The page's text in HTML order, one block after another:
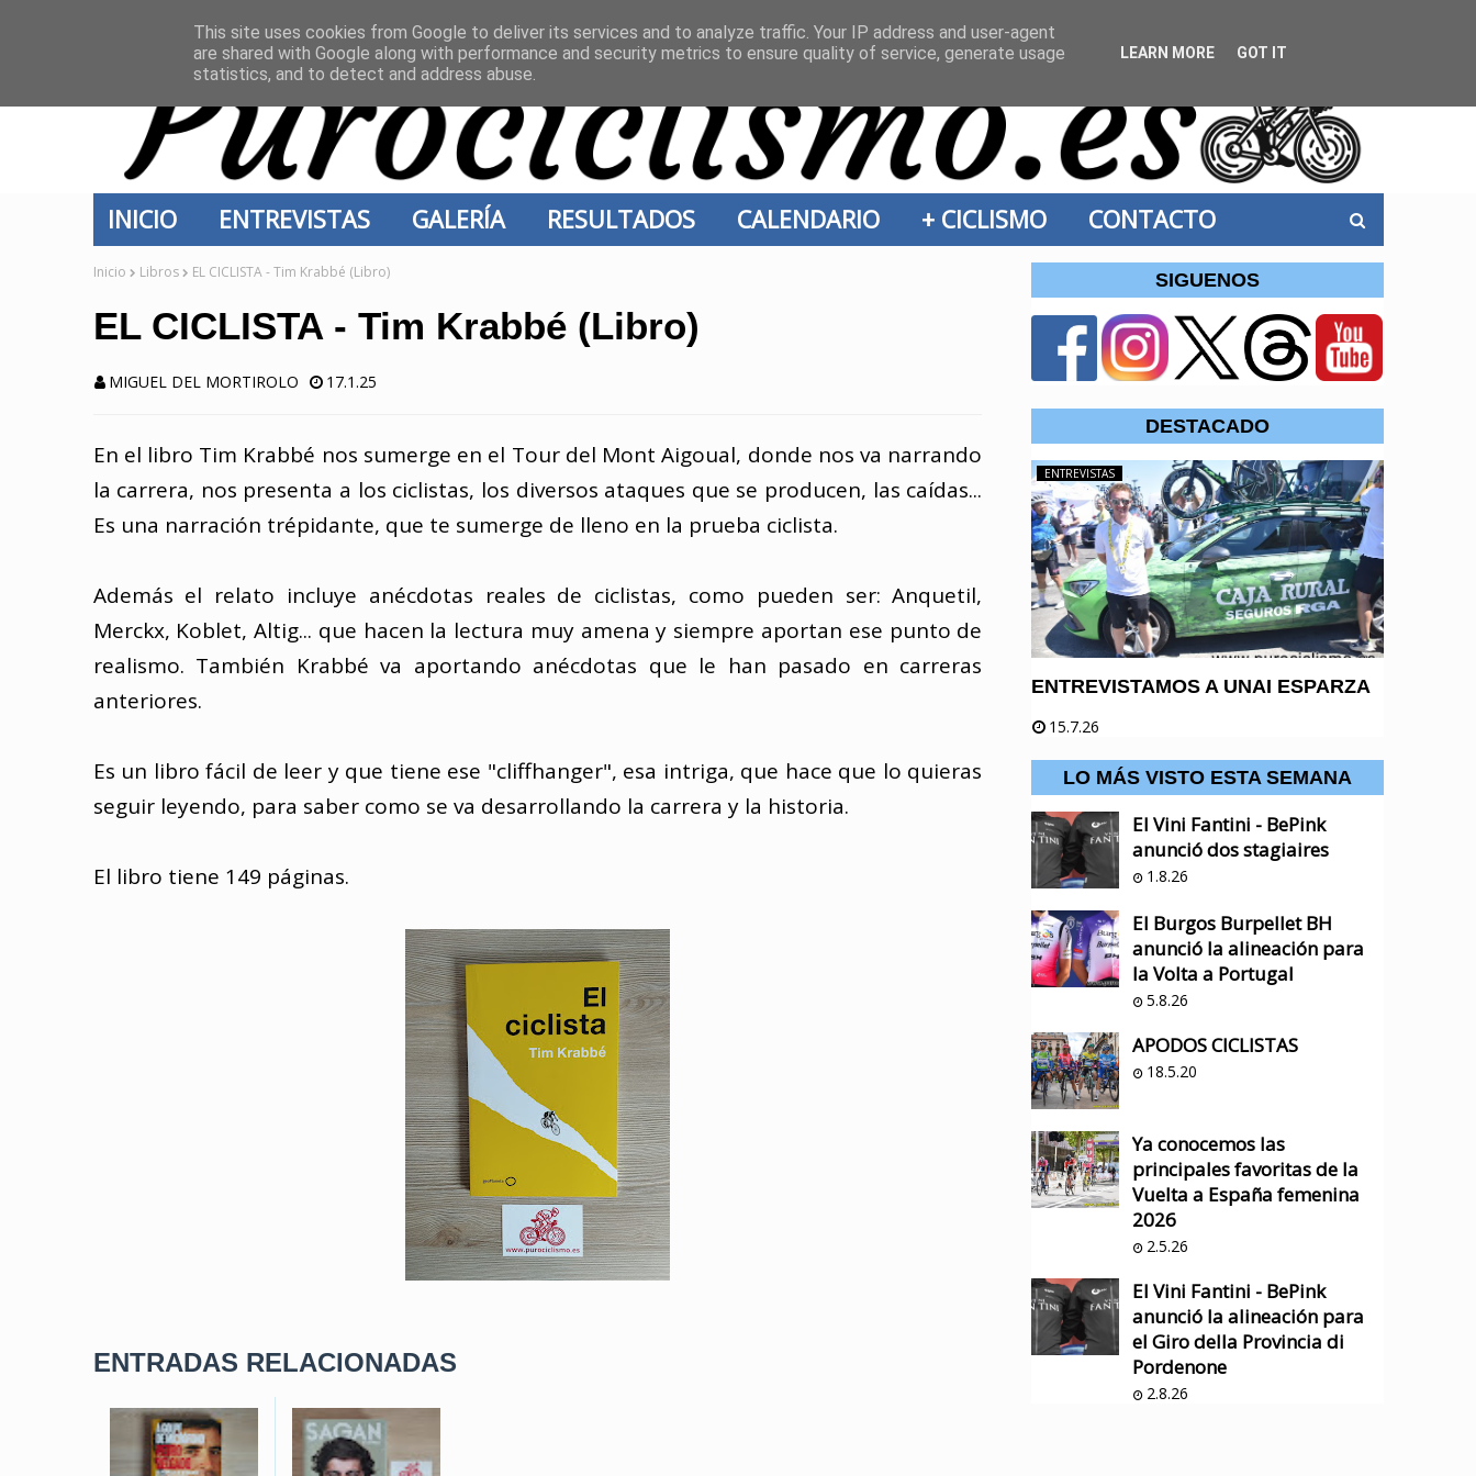
INICIO ENTREVISTAS GALERÍA RESULTADOS CALENDARIO + CICLISMO CONTACTO
Inicio Libros EL CICLISTA - Tim Krabbé (Libro)
EL CICLISTA - Tim Krabbé (Libro)
MIGUEL DEL MORTIROLO 17.1.25
En el libro Tim Krabbé nos sumerge en el Tour del Mont Aigoual, donde nos va narrando
la carrera, nos presenta a los ciclistas, los diversos ataques que se producen, las caídas...
Es una narración trépidante, que te sumerge de lleno en la prueba ciclista.
Además el relato incluye anécdotas reales de ciclistas, como pueden ser: Anquetil,
Merckx, Koblet, Altig... que hacen la lectura muy amena y siempre aportan ese punto de
realismo. También Krabbé va aportando anécdotas que le han pasado en carreras
anteriores.
Es un libro fácil de leer y que tiene ese "cliffhanger", esa intriga, que hace que lo quieras
seguir leyendo, para saber como se va desarrollando la carrera y la historia.
El libro tiene 149 páginas.
ENTRADAS RELACIONADAS
SIGUENOS
DESTACADO
ENTREVISTAS
ENTREVISTAMOS A UNAI ESPARZA
15.7.26
LO MÁS VISTO ESTA SEMANA
El Vini Fantini - BePink
anunció dos stagiaires
1.8.26
El Burgos Burpellet BH
anunció la alineación para
la Volta a Portugal
5.8.26
APODOS CICLISTAS
18.5.20
Ya conocemos las
principales favoritas de la
Vuelta a España femenina
2026
2.5.26
El Vini Fantini - BePink
anunció la alineación para
el Giro della Provincia di
Pordenone
2.8.26
This site uses cookies from Google to deliver its services and to analyze traffic. Your IP address and user-agent
are shared with Google along with performance and security metrics to ensure quality of service, generate usage
statistics, and to detect and address abuse.
LEARN MORE GOT IT